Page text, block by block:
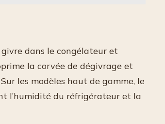
dans le congélateur et
la corvée de dégivrage et
les modèles haut de gamme, le
l’humidité du réfrigérateur et la